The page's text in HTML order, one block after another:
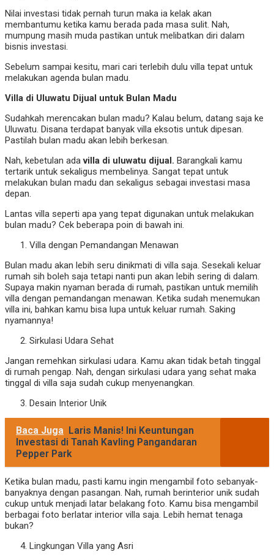
Nilai investasi tidak pernah turun maka ia kelak akan
membantumu ketika kamu berada pada masa sulit. Nah,
mumpung masih muda pastikan untuk melibatkan diri dalam
bisnis investasi.
Sebelum sampai kesitu, mari cari terlebih dulu villa tepat untuk
melakukan agenda bulan madu.
Villa di Uluwatu Dijual untuk Bulan Madu
Sudahkah merencakan bulan madu? Kalau belum, datang saja ke
Uluwatu. Disana terdapat banyak villa eksotis untuk dipesan.
Pastilah bulan madu akan lebih berkesan.
Nah, kebetulan adavilla di uluwatu dijual. Barangkali kamu
tertarik untuk sekaligus membelinya. Sangat tepat untuk
melakukan bulan madu dan sekaligus sebagai investasi masa
depan.
Lantas villa seperti apa yang tepat digunakan untuk melakukan
bulan madu? Cek beberapa poin di bawah ini.
Villa dengan Pemandangan Menawan
Bulan madu akan lebih seru dinikmati di villa saja. Sesekali keluar
rumah sih boleh saja tetapi nanti pun akan lebih sering di dalam.
Supaya makin nyaman berada di rumah, pastikan untuk memilih
villa dengan pemandangan menawan. Ketika sudah menemukan
villa ini, bahkan kamu bisa lupa untuk keluar rumah. Saking
nyamannya!
Sirkulasi Udara Sehat
Jangan remehkan sirkulasi udara. Kamu akan tidak betah tinggal
di rumah pengap. Nah, dengan sirkulasi udara yang sehat maka
tinggal di villa saja sudah cukup menyenangkan.
Desain Interior Unik
Baca Juga Laris Manis! Ini Keuntungan
Investasi di Tanah Kavling Pangandaran
Pepper Park
Ketika bulan madu, pasti kamu ingin mengambil foto sebanyak-
banyaknya dengan pasangan. Nah, rumah berinterior unik sudah
cukup untuk menjadi latar belakang foto. Kamu bisa mengambil
berbagai foto berlatar interior villa saja. Lebih hemat tenaga
bukan?
Lingkungan Villa yang Asri